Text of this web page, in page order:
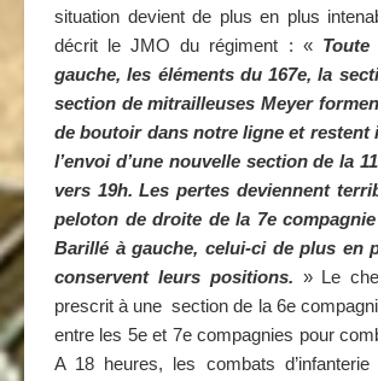
situation devient de plus en plus
décrit le JMO du régiment : «
gauche, les éléments du 167e, la
section de mitrailleuses Meyer
de boutoir dans notre ligne et restent
l’envoi d’une nouvelle section de la
vers 19h. Les pertes deviennent
peloton de droite de la 7e
Barillé à gauche, celui-ci de plus en
conservent leurs positions. » Le
prescrit à une section de la 6e
entre les 5e et 7e compagnies pour
A 18 heures, les combats